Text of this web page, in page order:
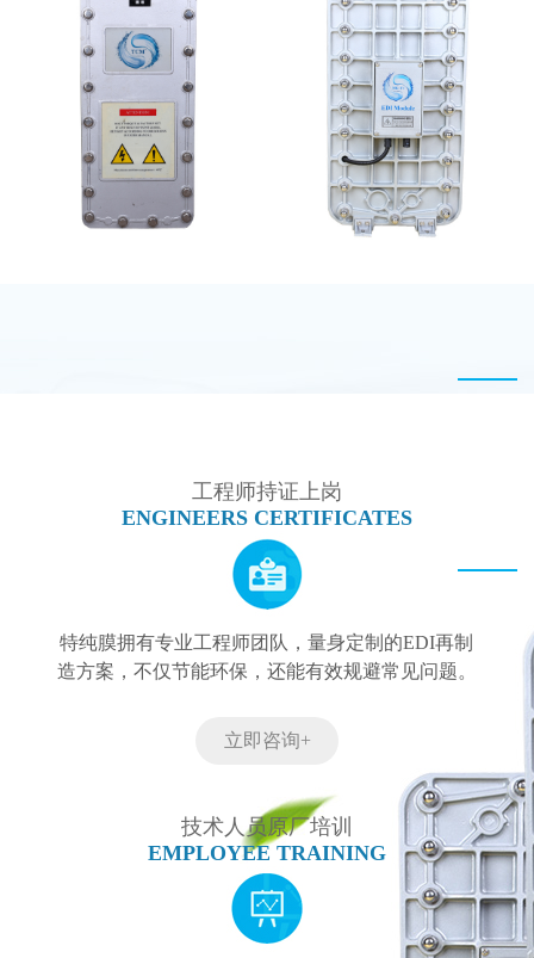
MK-TC200 EDI模块
MK-TC100 EDI超纯水
处理设备
工程师持证上岗
ENGINEERS CERTIFICATES
特纯膜拥有专业工程师团队，量身定制的EDI再制
造方案，不仅节能环保，还能有效规避常见问题。
立即咨询+
技术人员原厂培训
EMPLOYEE TRAINING